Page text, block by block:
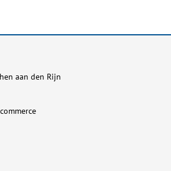
aan den Rijn